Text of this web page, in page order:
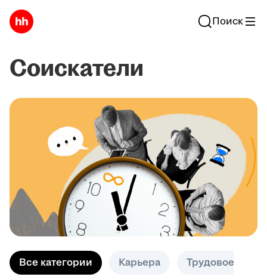
Поиск
Соискатели
Все категории Карьера Трудовое право